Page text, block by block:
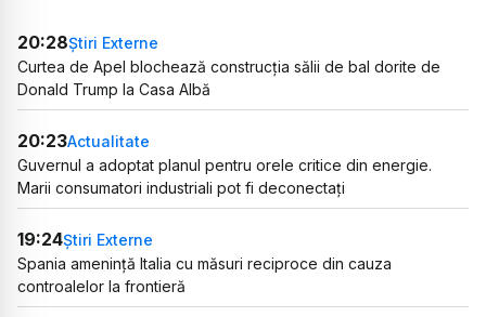
20:28Știri Externe
Curtea de Apel blochează construcția sălii de bal dorite de
Donald Trump la Casa Albă
20:23Actualitate
Guvernul a adoptat planul pentru orele critice din energie.
Marii consumatori industriali pot fi deconectați
19:24Știri Externe
Spania amenință Italia cu măsuri reciproce din cauza
controalelor la frontieră